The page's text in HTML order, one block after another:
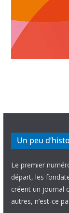
Un peu
Le premier
départ, les
créent un journal
autres, n’est-ce